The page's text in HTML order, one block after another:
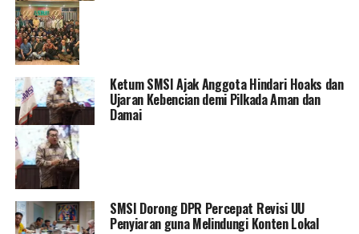
Ketum SMSI Ajak Anggota Hindari Hoaks dan
Ujaran Kebencian demi Pilkada Aman dan
Damai
SMSI Dorong DPR Percepat Revisi UU
Penyiaran guna Melindungi Konten Lokal